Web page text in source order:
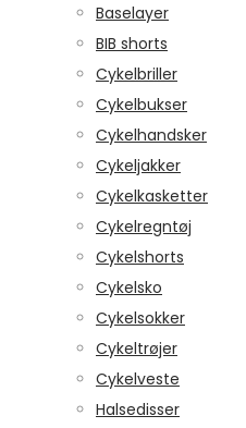
Baselayer
BIB shorts
Cykelbriller
Cykelbukser
Cykelhandsker
Cykeljakker
Cykelkasketter
Cykelregntøj
Cykelshorts
Cykelsko
Cykelsokker
Cykeltrøjer
Cykelveste
Halsedisser